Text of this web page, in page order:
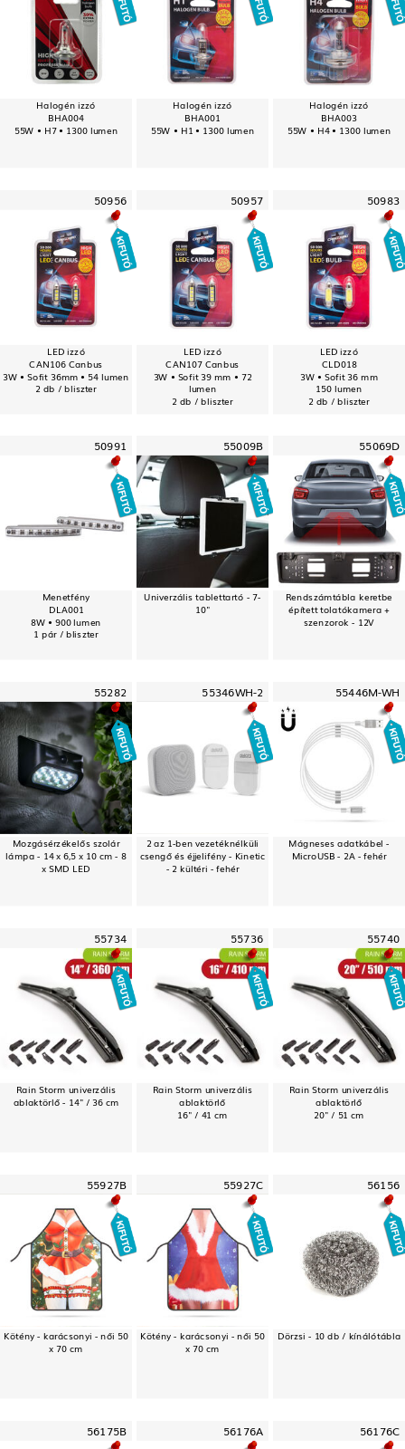
Halogén izzó
BHA004
55W • H7 • 1300 lumen
Halogén izzó
BHA001
55W • H1 • 1300 lumen
Halogén izzó
BHA003
55W • H4 • 1300 lumen
50956
LED izzó
CAN106 Canbus
3W • Sofit 36mm • 54 lumen
2 db / bliszter
50957
LED izzó
CAN107 Canbus
3W • Sofit 39 mm • 72
lumen
2 db / bliszter
50983
LED izzó
CLD018
3W • Sofit 36 mm
150 lumen
2 db / bliszter
50991
Menetfény
DLA001
8W • 900 lumen
1 pár / bliszter
55009B
Univerzális tablettartó - 7-
10"
55069D
Rendszámtábla keretbe
épített tolatókamera +
szenzorok - 12V
55282
Mozgásérzékelős szolár
lámpa - 14 x 6,5 x 10 cm - 8
x SMD LED
55346WH-2
2 az 1-ben vezetéknélküli
csengő és éjjelifény - Kinetic
- 2 kültéri - fehér
55446M-WH
Mágneses adatkábel -
MicroUSB - 2A - fehér
55734
Rain Storm univerzális
ablaktörlő - 14" / 36 cm
55736
Rain Storm univerzális
ablaktörlő
16" / 41 cm
55740
Rain Storm univerzális
ablaktörlő
20" / 51 cm
55927B
Kötény - karácsonyi - női 50
x 70 cm
55927C
Kötény - karácsonyi - női 50
x 70 cm
56156
Dörzsi - 10 db / kínálótábla
56175B 56176A 56176C